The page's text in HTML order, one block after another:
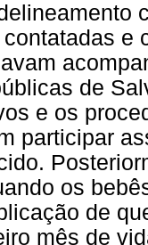
e
de
e os
participar
os
de
mês de